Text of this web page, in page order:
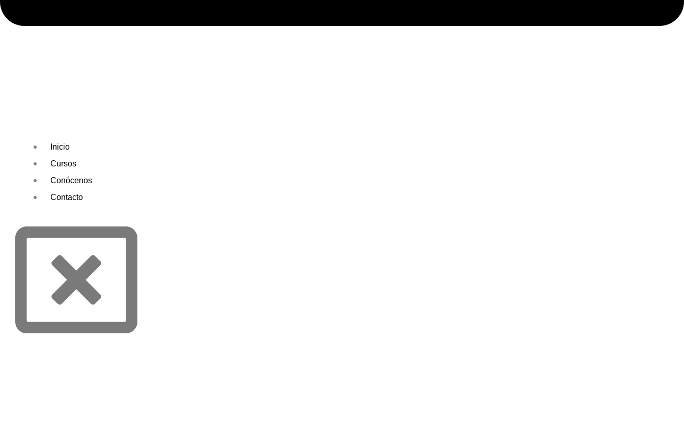
Inicio
Cursos
Conócenos
Contacto